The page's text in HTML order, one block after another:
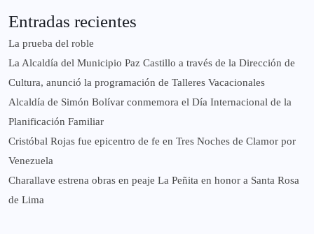
Entradas recientes
La prueba del roble
La Alcaldía del Municipio Paz Castillo a través de la Dirección de
Cultura, anunció la programación de Talleres Vacacionales
Alcaldía de Simón Bolívar conmemora el Día Internacional de la
Planificación Familiar
Cristóbal Rojas fue epicentro de fe en Tres Noches de Clamor por
Venezuela
Charallave estrena obras en peaje La Peñita en honor a Santa Rosa
de Lima